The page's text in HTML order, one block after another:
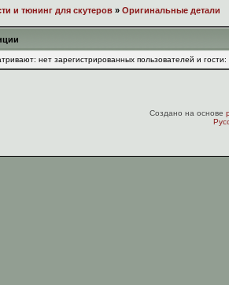
и тюнинг для скутеров » Оригинальные детали
нет зарегистрированных пользователей и гости:
Создано на основе